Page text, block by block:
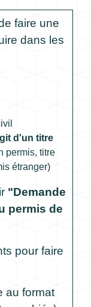
faire une
dans les
d'un titre
permis, titre
étranger)
"Demande
permis de
pour faire
au format